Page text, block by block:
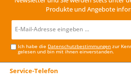
Produkte und Angebote
Mail-
Ich habe die Datenschutzbestimmungen zur
gelesen und bin mit ihnen einverstanden.
Service-Telefon